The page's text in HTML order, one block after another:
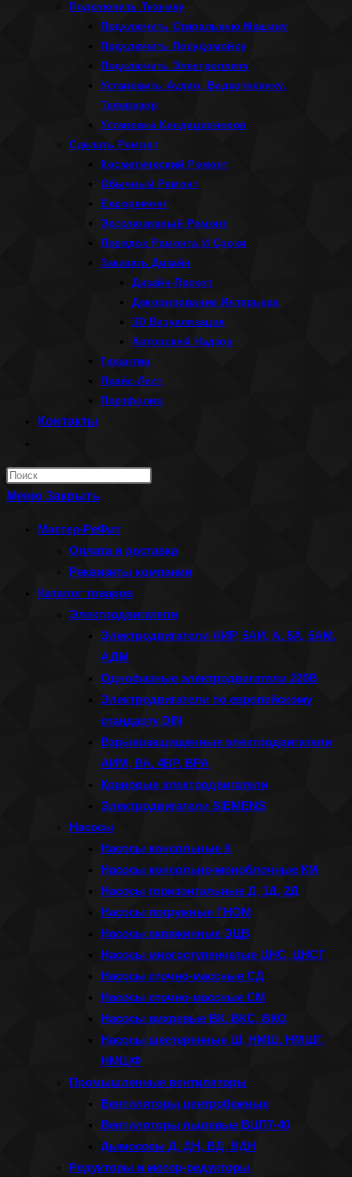
Подключить Технику
Подключить Стиральную Машину
Подключить Посудомойку
Подключить Электроплиту
Установить Аудио, Видеотехнику,
Телевизор
Установка Кондиционеров
Сделать Ремонт
Косметический Ремонт
Обычный Ремонт
Евроремонт
Эксклюзивный Ремонт
Порядок Ремонта И Сроки
Заказать Дизайн
Дизайн-Проект
Декорирование Интерьера
3D Визуализация
Авторский Надзор
Гарантии
Прайс-Лист
Портфолио
Контакты
поиск
по
сайту
закрыть
панель
Меню Закрыть
Мастер-РеФит
Оплата и доставка
Реквизиты компании
Каталог товаров
Электродвигатели
Электродвигатели АИР, 5АИ, А, 5А, 5АМ,
АДМ
Однофазные электродвигатели 220В
Электродвигатели по европейскому
стандарту DIN
Взрывозащищенные электродвигатели
АИМ, ВА, 4ВР, ВРА
Крановые электродвигатели
Электродвигатели SIEMENS
Насосы
Насосы консольные К
Насосы консольно-моноблочные КМ
Насосы горизонтальные Д, 1Д, 2Д
Насосы погружные ГНОМ
Насосы скважинные ЭЦВ
Насосы многоступенчатые ЦНС, ЦНСГ
Насосы сточно-массные СД
Насосы сточно-массные СМ
Насосы вихревые ВК, ВКС, ВКО
Насосы шестеренные Ш, НМШ, НМШГ,
НМШФ
Промышленные вентиляторы
Вентиляторы центробежные
Вентиляторы пылевые ВЦП7-40
Дымососы Д, ДН, ВД, ВДН
Редукторы и мотор-редукторы